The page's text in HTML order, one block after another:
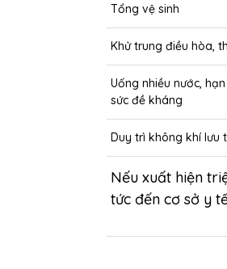
Tổng vệ sinh
Khử trung điều hòa,
Uống nhiều nước,
sức đề kháng
Duy trì không khí lưu
Nếu xuất hiện
tức đến cơ sở y